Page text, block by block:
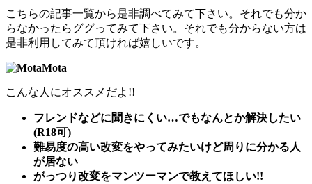
こちらの記事一覧から是非調べてみて下さい。それでも分か
らなかったらググってみて下さい。それでも分からない方は
是非利用してみて頂ければ嬉しいです。
Mota
こんな人にオススメだよ!!
フレンドなどに聞きにくい…でもなんとか解決したい
(R18可)
難易度の高い改変をやってみたいけど周りに分かる人
が居ない
がっつり改変をマンツーマンで教えてほしい!!